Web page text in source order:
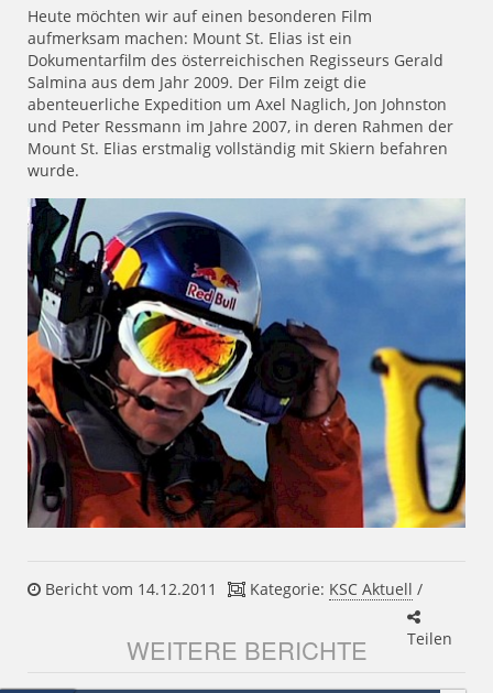
Heute möchten wir auf einen besonderen Film
aufmerksam machen: Mount St. Elias ist ein
Dokumentarfilm des österreichischen Regisseurs Gerald
Salmina aus dem Jahr 2009. Der Film zeigt die
abenteuerliche Expedition um Axel Naglich, Jon Johnston
und Peter Ressmann im Jahre 2007, in deren Rahmen der
Mount St. Elias erstmalig vollständig mit Skiern befahren
wurde.
Bericht vom 14.12.2011 Kategorie: KSC Aktuell /
Teilen
WEITERE BERICHTE